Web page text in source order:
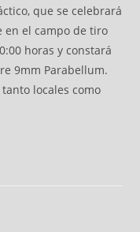
que se celebrará
en el campo de tiro
horas y constará
9mm Parabellum.
locales como